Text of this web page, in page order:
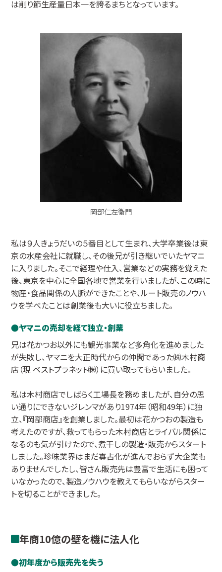
は削り節生産量日本一を誇るまちとなっています。
岡部仁左衛門
私は９人きょうだいの５番目として生まれ、大学卒業後は東
京の水産会社に就職し、その後兄が引き継いでいたヤマニ
に入りました。そこで経理や仕入、営業などの実務を覚えた
後、東京を中心に全国各地で営業を行いましたが、この時に
物産・食品関係の人脈ができたことや、ルート販売のノウハ
ウを学べたことは創業後も大いに役立ちました。
ヤマニの売却を経て独立・創業
兄は花かつお以外にも観光事業など多角化を進めました
が失敗し、ヤマニを大正時代からの仲間であった㈱木村商
店（現 ベストプラネット㈱）に買い取ってもらいました。
私は木村商店でしばらく工場長を務めましたが、自分の思
い通りにできないジレンマがあり1974年（昭和49年）に独
立、『岡部商店』を創業しました。最初は花かつおの製造も
考えたのですが、救ってもらった木村商店とライバル関係に
なるのも気が引けたので、煮干しの製造・販売からスタート
しました。珍味業界はまだ寡占化が進んでおらず大企業も
ありませんでしたし、皆さん販売先は豊富で生活にも困って
いなかったので、製造ノウハウを教えてもらいながらスター
トを切ることができました。
年商10億の壁を機に法人化
初年度から販売先を失う